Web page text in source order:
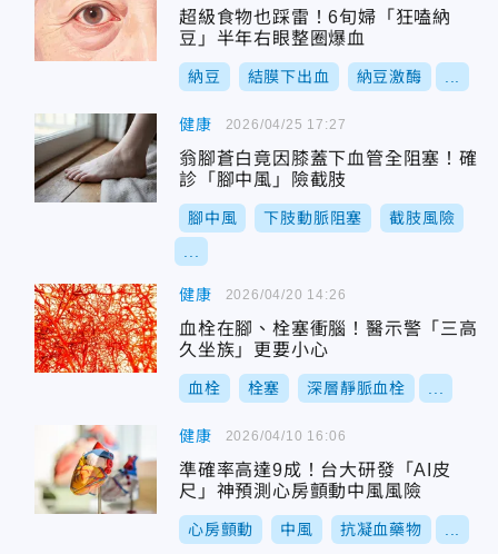
超級食物也踩雷！6旬婦「狂嗑納
豆」半年右眼整圈爆血
納豆 結膜下出血 納豆激酶
健康
翁腳蒼白竟因膝蓋下血管全阻塞！確
診「腳中風」險截肢
腳中風 下肢動脈阻塞 截肢風險
2026/04/25 17:27
健康
血栓在腳、栓塞衝腦！醫示警「三高
久坐族」更要小心
血栓 栓塞 深層靜脈血栓
2026/04/20 14:26
健康
準確率高達9成！台大研發「AI皮
尺」神預測心房顫動中風風險
心房顫動 中風 抗凝血藥物
2026/04/10 16:06